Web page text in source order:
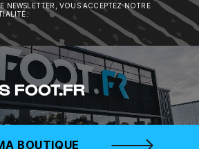
NEWSLETTER, VOUS ACCEPTEZ NOTRE
FOOT.FR
BOUTIQUE